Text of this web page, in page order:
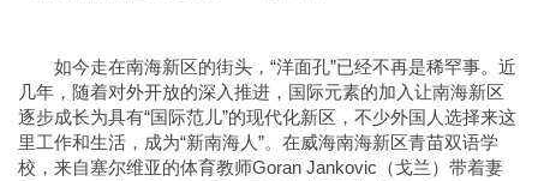
如今走在南海新区的街头，“洋面孔”已经不再是稀罕事。近
几年，随着对外开放的深入推进，国际元素的加入让南海新区
逐步成长为具有“国际范儿”的现代化新区，不少外国人选择来这
里工作和生活，成为“新南海人”。在威海南海新区青苗双语学
校，来自塞尔维亚的体育教师Goran Jankovic（戈兰）带着妻